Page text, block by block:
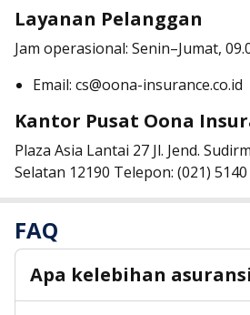
Layanan Pelanggan
Jam operasional: Senin–Jumat,
Email: cs@oona-insurance.co.id
Kantor Pusat Oona
Plaza Asia Lantai 27 Jl. Jend.
Selatan 12190 Telepon: (021)
FAQ
Apa kelebihan